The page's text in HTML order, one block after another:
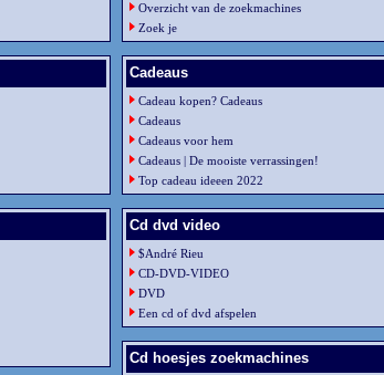
Overzicht van de zoekmachines
Zoek je
Cadeaus
Cadeau kopen? Cadeaus
Cadeaus
Cadeaus voor hem
Cadeaus | De mooiste verrassingen!
Top cadeau ideeen 2022
Cd dvd video
$André Rieu
CD-DVD-VIDEO
DVD
Een cd of dvd afspelen
Cd hoesjes zoekmachines